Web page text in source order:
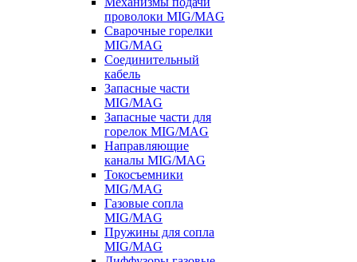
проволоки MIG/MAG
Сварочные горелки
MIG/MAG
Соединительный
кабель
Запасные части
MIG/MAG
Запасные части для
горелок MIG/MAG
Направляющие
каналы MIG/MAG
Токосъемники
MIG/MAG
Газовые сопла
MIG/MAG
Пружины для сопла
MIG/MAG